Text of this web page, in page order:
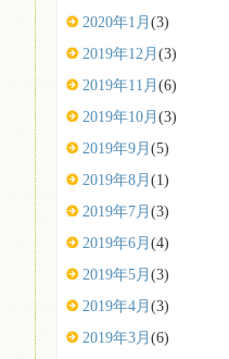
2020年1月 (3)
2019年12月 (3)
2019年11月 (6)
2019年10月 (3)
2019年9月 (5)
2019年8月 (1)
2019年7月 (3)
2019年6月 (4)
2019年5月 (3)
2019年4月 (3)
2019年3月 (6)